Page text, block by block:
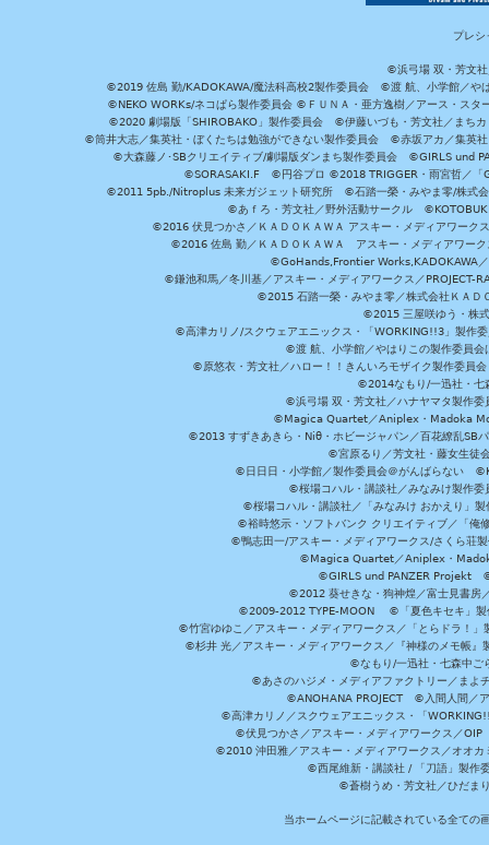
プレシ
©浜弓場 双・芳文社
©2019 佐島 勤/KADOKAWA/魔法科高校2製作委員会 ©渡 航、小学館／や
©NEKO WORKs/ネコぱら製作委員会 ©ＦＵＮＡ・亜方逸樹／アース・ス
©2020 劇場版「SHIROBAKO」製作委員会 ©伊藤いづも・芳文社／まち
©筒井大志／集英社・ぼくたちは勉強ができない製作委員会 ©赤坂アカ／集英
©大森藤ノ･SBクリエイティブ/劇場版ダンまち製作委員会 ©GIRLS und
©SORASAKI.F ©円谷プロ ©2018 TRIGGER・雨宮哲／
©2011 5pb./Nitroplus 未来ガジェット研究所 ©石踏一榮・みやま零/株式
©あｆろ・芳文社／野外活動サークル
©2016 伏見つかさ／ＫＡＤＯＫＡＷＡ アスキー・メディアワー
©2016 佐島 勤／ＫＡＤＯＫＡＷＡ アスキー・メディアワ
©GoHands,Frontier Works,KADOKAWA
©鎌池和馬／冬川基／アスキー・メディアワークス／
©2015 石踏一榮・みやま零／株式会社ＫＡＤ
©2015 三屋咲ゆう・株
©高津カリノ/スクウェアエニックス・「WORKING!!3」製作
©渡 航、小学館／やはりこの製作委員
©原悠衣・芳文社／ハロー！！きんいろモザイク製作委員
©2014なもり/一迅社・
©浜弓場 双・芳文社／ハナヤマタ製作
©Magica Quartet／Aniplex・Madoka
©2013 すずきあきら・Niθ・ホビージャパン／百花繚乱
©宮原るり／芳文社・藤女生徒
©日日日・小学館／製作委員会＠がんばらない
©桜場コハル・講談社／みなみけ製作
©桜場コハル・講談社／「みなみけ おかえり」
©裕時悠示・ソフトバンク クリエイティブ／「
©鴨志田一/アスキー・メディアワークス/さく
©Magica Quartet／Aniplex・
©GIRLS und PANZER Projekt ©
©2012 葵せきな・狗神煌／富士見書
©2009-2012 TYPE-MOON ©「夏色キセキ」製
©竹宮ゆゆこ／アスキー・メディアワークス／「とらドラ！
©杉井 光／アスキー・メディアワークス／『神様のメモ帳
©なもり/一迅社・七森中
©あさのハジメ・メディアファクトリー／ま
©ANOHANA PROJECT ©入間人間／ア
©高津カリノ／スクウェアエニックス・「
©伏見つかさ／アスキー・メディアワークス／
©2010 沖田雅／アスキー・メディアワークス／オオ
©西尾維新・講談社 / 「刀語」製作
©蒼樹うめ・芳文社／ひだま
当ホームページに記載されている全ての